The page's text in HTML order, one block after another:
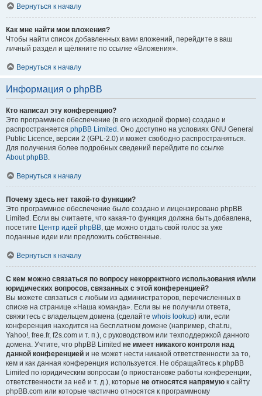
Вернуться к началу
Как мне найти мои вложения?
Чтобы найти список добавленных вами вложений, перейдите в ваш
личный раздел и щёлкните по ссылке «Вложения».
Вернуться к началу
Информация о phpBB
Кто написал эту конференцию?
Это программное обеспечение (в его исходной форме) создано и
распространяется phpBB Limited . Оно доступно на условиях GNU General
Public Licence, версии 2 (GPL-2.0) и может свободно распространяться.
Для получения более подробных сведений перейдите по ссылке
About phpBB.
Вернуться к началу
Почему здесь нет такой-то функции?
Это программное обеспечение было создано и лицензировано phpBB
Limited. Если вы считаете, что какая-то функция должна быть добавлена,
посетите Центр идей phpBB, где можно отдать свой голос за уже
поданные идеи или предложить собственные.
Вернуться к началу
С кем можно связаться по вопросу некорректного использования и/или
юридических вопросов, связанных с этой конференцией?
Вы можете связаться с любым из администраторов, перечисленных в
списке на странице «Наша команда». Если вы не получили ответа,
свяжитесь с владельцем домена (сделайте whois lookup) или, если
конференция находится на бесплатном домене (например, chat.ru,
Yahoo!, free.fr, f2s.com и т. п.), с руководством или техподдержкой данного
домена. Учтите, что phpBB Limited не имеет никакого контроля над
данной конференцией и не может нести никакой ответственности за то,
кем и как данная конференция используется. Не обращайтесь к phpBB
Limited по юридическим вопросам (о приостановке работы конференции,
ответственности за неё и т. д.), которые не относятся напрямую к сайту
phpBB.com или которые частично относятся к программному